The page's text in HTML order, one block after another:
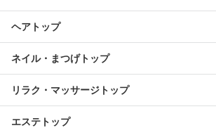
ヘアトップ
ネイル・まつげトップ
リラク・マッサージトップ
エステトップ